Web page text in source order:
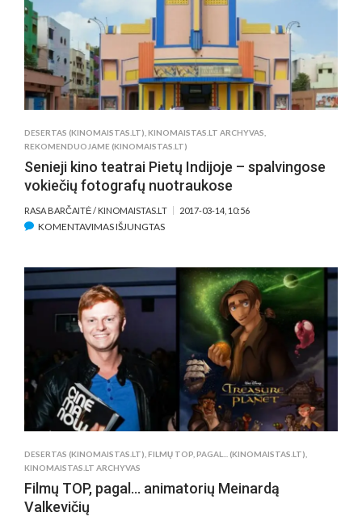
MAIŠTAUJANTIS,
LAUŽANTIS
STEREOTIPUS
DESERTAS (KINOMAISTAS.LT) KINOMAISTAS.LT ARCHYVAS
REKOMENDUOJAME (KINOMAISTAS.LT)
Senieji kino teatrai Pietų Indijoje – spalvingose
vokiečių fotografų nuotraukose
RASA BARČAITĖ / KINOMAISTAS.LT 2017-03-14, 10:56
KOMENTAVIMAS IŠJUNGTASĮRAŠE
TEATRAI
PIETŲ
INDIJOJE
SPALVINGOSE
VOKIEČIŲ
FOTOGRAFŲ
NUOTRAUKOSE
DESERTAS (KINOMAISTAS.LT) FILMŲ TOP, PAGAL... (KINOMAISTAS.LT)
KINOMAISTAS.LT ARCHYVAS
Filmų TOP, pagal… animatorių Meinardą
Valkevičių